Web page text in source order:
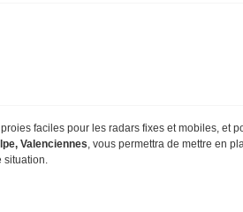
faciles pour les radars fixes et mobiles, et
Valenciennes, vous permettra de mettre en
situation.